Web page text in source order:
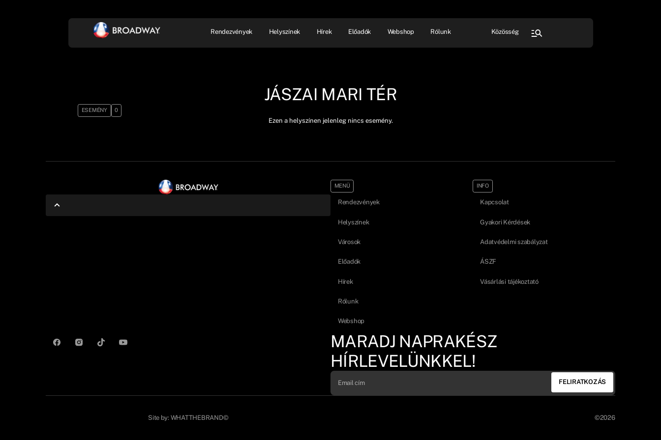
Rendezvények Helyszínek Hírek Előadók Webshop Rólunk Közösség
JÁSZAI MARI TÉR
ESEMÉNY 0
Ezen a helyszínen jelenleg nincs esemény.
MENÜ
Rendezvények
Helyszínek
Városok
Előadók
Hírek
Rólunk
Webshop
INFO
Kapcsolat
Gyakori Kérdések
Adatvédelmi szabályzat
ÁSZF
Vásárlási tájékoztató
MARADJ NAPRAKÉSZ
HÍRLEVELÜNKKEL!
FELIRATKOZÁS
Site by: WHATTHEBRAND© ©2026